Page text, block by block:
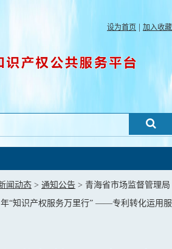
设为首页 加入收藏
闻动态 > 通知公告 > 青海省市场监督管理局
“知识产权服务万里行” ——专利转化运用服